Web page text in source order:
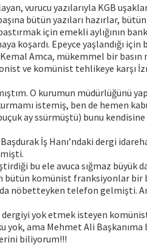
vurucu yazılarıyla KGB
bütün yazıları hazırlar,
için emekli aylığının
koşardı. Epeyce yaşlandığı
Amca, mükemmel bir basın
ve komünist tehlikeye karşı
O kurumun müdürlüğünü
istemiş, ben de hemen
ay ssürmüştü) bunu
İş Hanı’ndaki dergi
bu ele avuca sığmaz büyük
bütün komünist franksiyonlar bir
nöbetteyken telefon gelmişti.
dergiyi yok etmek isteyen
yok, ama Mehmet Ali Başkanıma
biliyorum!!!